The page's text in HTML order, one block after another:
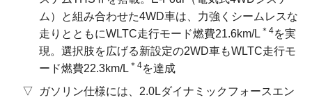
ム）と組み合わせた4WD車は、力強くシームレスな
走りとともにWLTC走行モード燃費21.6km/L ＊4を実
現。選択肢を広げる新設定の2WD車もWLTC走行モ
ード燃費22.3km/L ＊4を達成
ガソリン仕様には、2.0Lダイナミックフォースエン